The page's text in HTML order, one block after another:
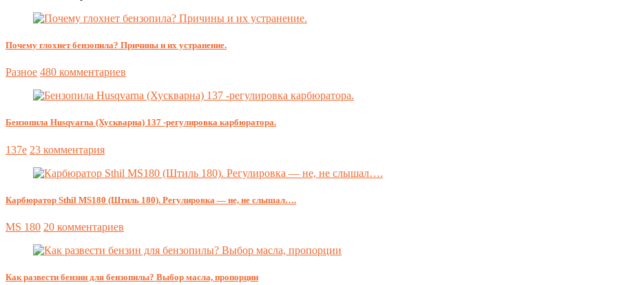
Почему глохнет бензопила? Причины и их устранение.
Разное 480 комментариев
Бензопила Husqvarna (Хускварна) 137 -регулировка карбюратора.
137e 23 комментария
Карбюратор Sthil MS180 (Штиль 180). Регулировка — не, не слышал….
MS 180 20 комментариев
Как развести бензин для бензопилы? Выбор масла, пропорции